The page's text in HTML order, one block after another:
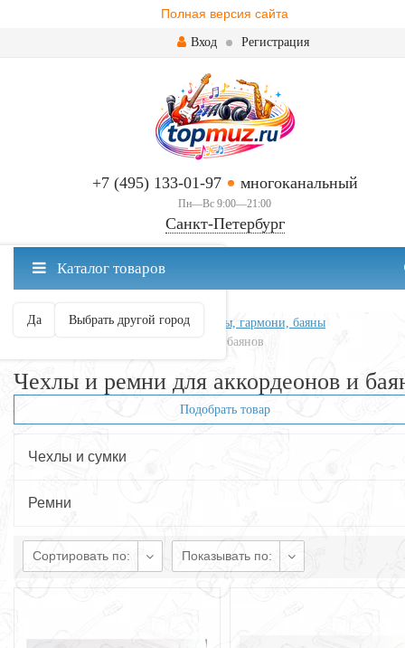
Полная версия сайта
Вход Регистрация
+7 (495) 133-01-97 многоканальный
Пн—Вс 9:00—21:00
Санкт-Петербург
Санкт-Петербург ваш город?
Да Выбрать другой город
Каталог товаров
Главная Клавишные
Аккордеоны, гармони, баяны
Чехлы и ремни для аккордеонов и баянов
Чехлы и ремни для аккордеонов и
Подобрать товар
Чехлы и сумки
Ремни
Сортировать по: Показывать по: